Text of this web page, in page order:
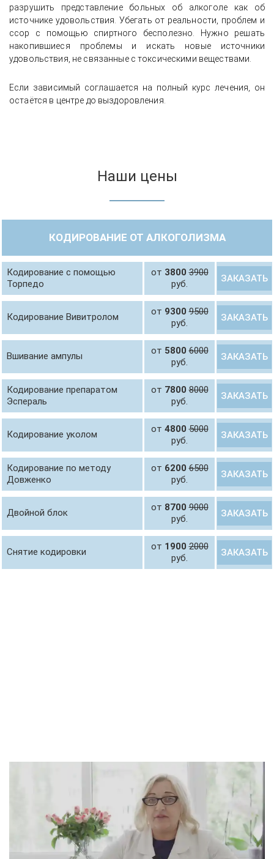
разрушить представление больных об алкоголе как об
источнике удовольствия. Убегать от реальности, проблем и
ссор с помощью спиртного бесполезно. Нужно решать
накопившиеся проблемы и искать новые источники
удовольствия, не связанные с токсическими веществами.
Если зависимый соглашается на полный курс лечения, он
остаётся в центре до выздоровления.
Наши цены
КОДИРОВАНИЕ ОТ АЛКОГОЛИЗМА
Кодирование с помощью
Торпедо
от 38003900
руб.
ЗАКАЗАТЬ
Кодирование Вивитролом от 93009500
руб.
ЗАКАЗАТЬ
Вшивание ампулы от 58006000
руб.
ЗАКАЗАТЬ
Кодирование препаратом
Эспераль
от 78008000
руб.
ЗАКАЗАТЬ
Кодирование уколом от 48005000
руб.
ЗАКАЗАТЬ
Кодирование по методу
Довженко
от 62006500
руб.
ЗАКАЗАТЬ
Двойной блок от 87009000
руб.
ЗАКАЗАТЬ
Снятие кодировки от 19002000
руб.
ЗАКАЗАТЬ